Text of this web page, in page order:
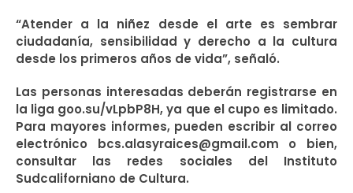
“Atender a la niñez desde el arte es sembrar
ciudadanía, sensibilidad y derecho a la cultura
desde los primeros años de vida”, señaló.
Las personas interesadas deberán registrarse en
la liga goo.su/vLpbP8H, ya que el cupo es limitado.
Para mayores informes, pueden escribir al correo
electrónico bcs.alasyraices@gmail.com o bien,
consultar las redes sociales del Instituto
Sudcaliforniano de Cultura.